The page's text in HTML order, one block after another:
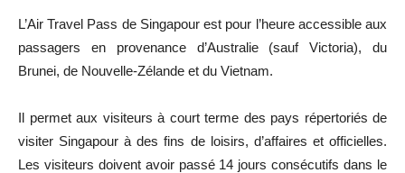
L’Air Travel Pass de Singapour est pour l’heure accessible aux
passagers en provenance d’Australie (sauf Victoria), du
Brunei, de Nouvelle-Zélande et du Vietnam.
Il permet aux visiteurs à court terme des pays répertoriés de
visiter Singapour à des fins de loisirs, d’affaires et officielles.
Les visiteurs doivent avoir passé 14 jours consécutifs dans le